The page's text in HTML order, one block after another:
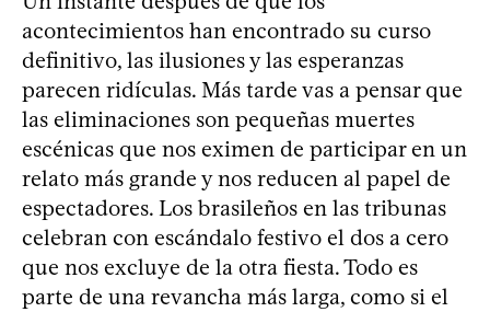
acontecimientos han encontrado su curso
definitivo, las ilusiones y las esperanzas
parecen ridículas. Más tarde vas a pensar que
las eliminaciones son pequeñas muertes
escénicas que nos eximen de participar en un
relato más grande y nos reducen al papel de
espectadores. Los brasileños en las tribunas
celebran con escándalo festivo el dos a cero
que nos excluye de la otra fiesta. Todo es
parte de una revancha más larga, como si el